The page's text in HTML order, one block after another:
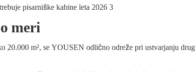
meri
20.000 m², se YOUSEN odlično odreže pri ustvarjanju